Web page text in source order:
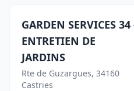
GARDEN SERVICES 34
ENTRETIEN DE
JARDINS
Rte de Guzargues, 34160
Castries